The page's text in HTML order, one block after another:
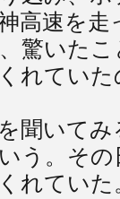
高速を
驚いた
れてい
聞いて
う。そ
れてい